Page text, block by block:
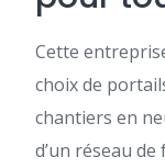
Cette
choix de
chantiers en
d’un réseau